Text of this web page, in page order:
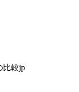
比較jp